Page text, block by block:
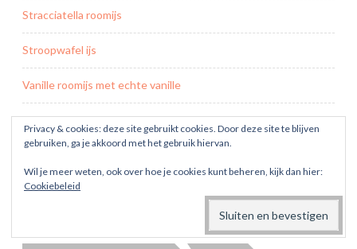
Stracciatella roomijs
Stroopwafel ijs
Vanille roomijs met echte vanille
Daim cheesecakes
Tags
AMANDEL
Privacy & cookies: deze site gebruikt cookies. Door deze site te blijven
gebruiken, ga je akkoord met het gebruik hiervan.
Wil je meer weten, ook over hoe je cookies kunt beheren, kijk dan hier:
Cookiebeleid